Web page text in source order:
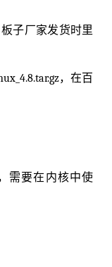
子厂家发货时里
，在百
需要在内核中使